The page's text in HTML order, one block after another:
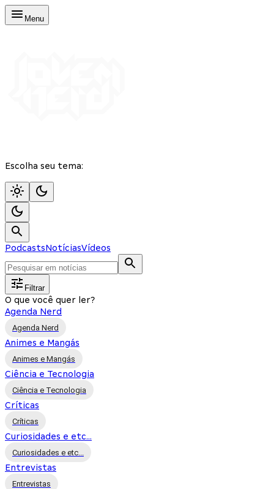
Menu
Escolha seu tema:
PodcastsNotíciasVídeos
Filtrar
O que você quer ler?
Agenda Nerd
Agenda Nerd
Animes e Mangás
Animes e Mangás
Ciência e Tecnologia
Ciência e Tecnologia
Críticas
Críticas
Curiosidades e etc...
Curiosidades e etc...
Entrevistas
Entrevistas